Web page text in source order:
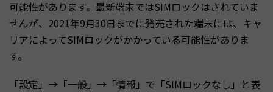
可能性があります。最新端末ではSIMロックはされていま
せんが、2021年9月30日までに発売された端末には、キャ
リアによってSIMロックがかかっている可能性がありま
す。
「設定」→「一般」→「情報」で「SIMロックなし」と表